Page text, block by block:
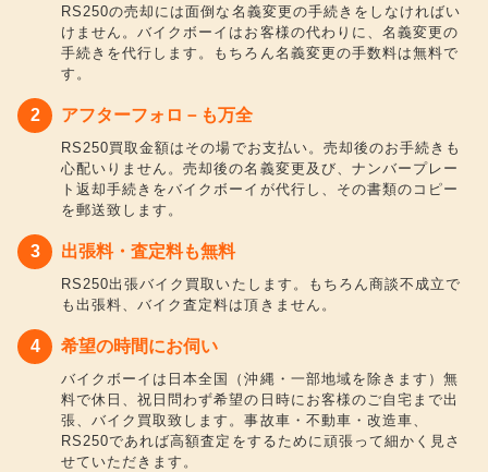
RS250の売却には面倒な名義変更の手続きをしなければい
けません。バイクボーイはお客様の代わりに、名義変更の
手続きを代行します。もちろん名義変更の手数料は無料で
す。
アフターフォロ－も万全
RS250買取金額はその場でお支払い。売却後のお手続きも
心配いりません。売却後の名義変更及び、ナンバープレー
ト返却手続きをバイクボーイが代行し、その書類のコピー
を郵送致します。
出張料・査定料も無料
RS250出張バイク買取いたします。もちろん商談不成立で
も出張料、バイク査定料は頂きません。
希望の時間にお伺い
バイクボーイは日本全国（沖縄・一部地域を除きます）無
料で休日、祝日問わず希望の日時にお客様のご自宅まで出
張、バイク買取致します。事故車・不動車・改造車、
RS250であれば高額査定をするために頑張って細かく見さ
せていただきます。